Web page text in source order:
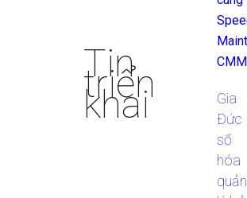
Tin
triển
khai
Gia
Đức
số
hóa
quản